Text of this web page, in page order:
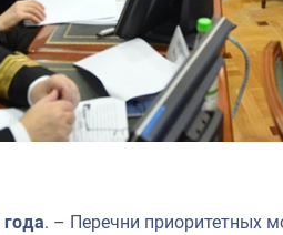
. – Перечни приоритетных